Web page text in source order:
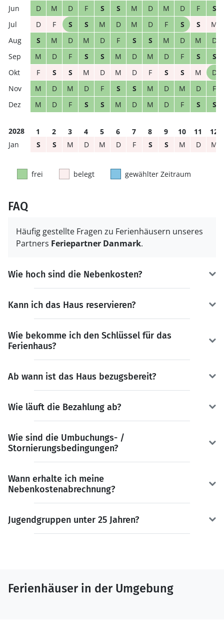
D M D F S S M D M D F
S
D
F S S M D M D F S S
M
S
M D M D F S S M D M
D
M
D F S S M D M D F S
S
F
S S M D M D F S S M
D
M
D M D F S S M D M D
F
M
D F S S M D M D F S S
2028 1 2 3 4 5 6 7 8 9 10 11
12
S
S M D M D F S S M D M
frei belegt gewählter Zeitraum
FAQ
Häufig gestellte Fragen zu Ferienhäusern unseres
Partners Feriepartner Danmark.
Wie hoch sind die Nebenkosten?
Kann ich das Haus reservieren?
Wie bekomme ich den Schlüssel für das
Ferienhaus?
Ab wann ist das Haus bezugsbereit?
Wie läuft die Bezahlung ab?
Wie sind die Umbuchungs- /
Stornierungsbedingungen?
Wann erhalte ich meine
Nebenkostenabrechnung?
Jugendgruppen unter 25 Jahren?
Ferienhäuser in der Umgebung